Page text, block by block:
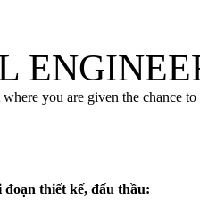
you are given the chance
đoạn thiết kế, đấu thầu: